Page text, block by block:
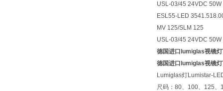
USL-03/45 24VDC 50W
ESL55-LED
MV 125/SLM 125
USL-03/45 24VDC 50W
德国进口lumiglas视镜
德国进口lumiglas视镜
Lumiglas灯Lumistar-
尺码：80、100、125